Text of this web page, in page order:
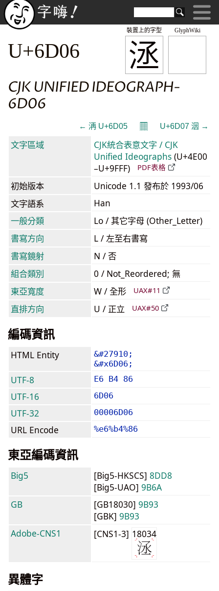
GlyphWiki
洆
裝置上的字型
U+6D06
CJK UNIFIED IDEOGRAPH-
6D06
← 洅 U+6D05 𝄜 U+6D07 洇 →
文字區域
CJK統合表意文字 / CJK
Unified Ideographs (U+4E00
–U+9FFF)
PDF表格
初始版本
Unicode 1.1 發布於 1993/06
文字語系
Han
一般分類
Lo / 其它字母 (Other_Letter)
書寫方向
L / 左至右書寫
書寫鏡射
N / 否
組合類別
0 / Not_Reordered; 無
東亞寬度
W / 全形 UAX#11
直排方向 U / 正立 UAX#50
編碼資訊
HTML Entity
&#27910;
&#x6D06;
UTF-8 E6 B4 86
UTF-16 6D06
UTF-32 00006D06
URL Encode %e6%b4%86
東亞編碼資訊
Big5 [Big5-HKSCS] 8DD8
[Big5-UAO] 9B6A
GB
[GB18030] 9B93
[GBK] 9B93
Adobe-CNS1
[CNS1-3] 18034
異體字